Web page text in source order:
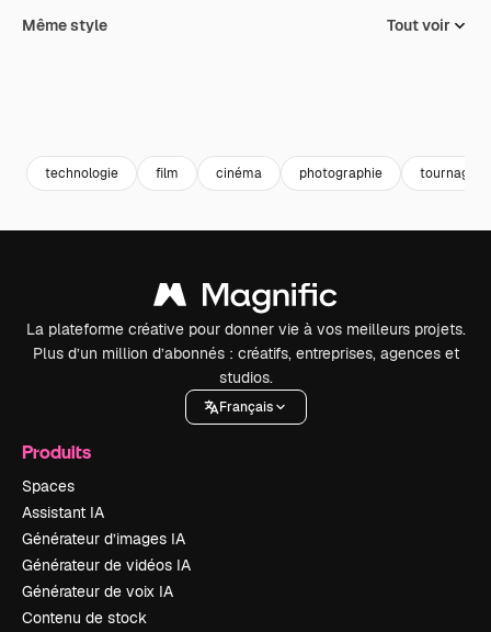
Même style Tout voir
technologie film cinéma photographie tournage
La plateforme créative pour donner vie à vos meilleurs projets.
Plus d’un million d’abonnés : créatifs, entreprises, agences et
studios.
Français
Produits
Spaces
Assistant IA
Générateur d’images IA
Générateur de vidéos IA
Générateur de voix IA
Contenu de stock